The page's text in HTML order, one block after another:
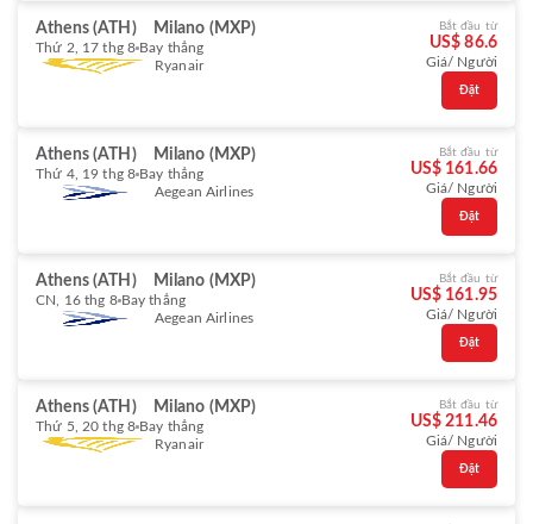
Athens (ATH) Milano (MXP)
Thứ 2, 17 thg 8 Bay thẳng
Ryanair
Bắt đầu từ
US$ 86.6
Giá/ Người
Đặt
Athens (ATH) Milano (MXP)
Thứ 4, 19 thg 8 Bay thẳng
Aegean Airlines
Bắt đầu từ
US$ 161.66
Giá/ Người
Đặt
Athens (ATH) Milano (MXP)
CN, 16 thg 8 Bay thẳng
Aegean Airlines
Bắt đầu từ
US$ 161.95
Giá/ Người
Đặt
Athens (ATH) Milano (MXP)
Thứ 5, 20 thg 8 Bay thẳng
Ryanair
Bắt đầu từ
US$ 211.46
Giá/ Người
Đặt